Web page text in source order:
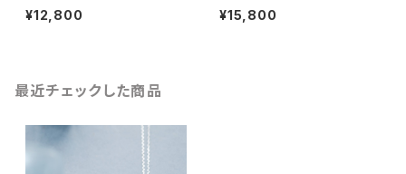
¥12,800 ¥15,800
最近チェックした商品